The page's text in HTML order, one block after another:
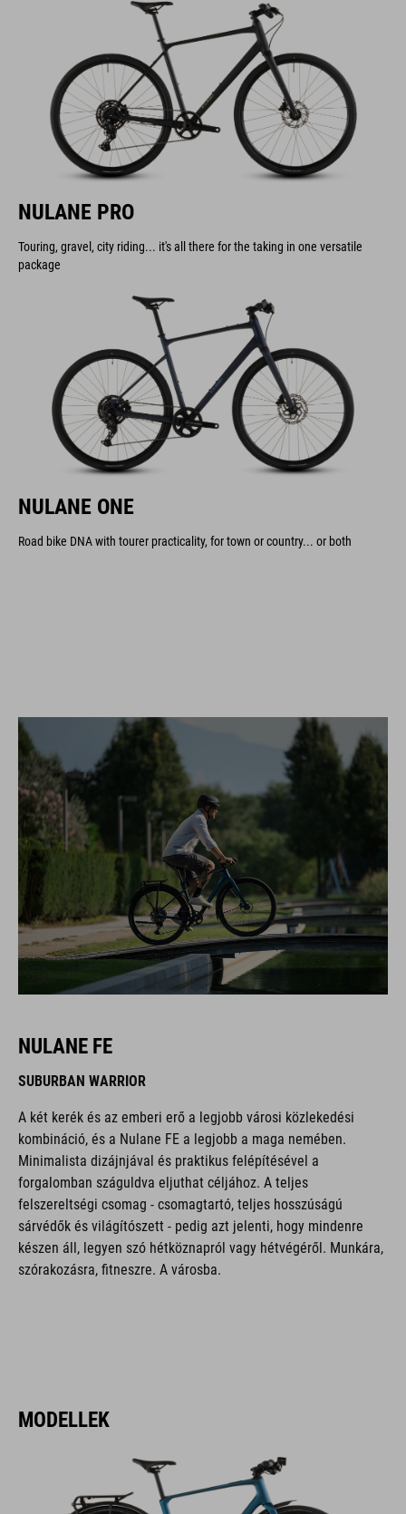
NULANE PRO
Touring, gravel, city riding... it's all there for the taking in one versatile
package
NULANE ONE
Road bike DNA with tourer practicality, for town or country... or both
NULANE FE
SUBURBAN WARRIOR
A két kerék és az emberi erő a legjobb városi közlekedési
kombináció, és a Nulane FE a legjobb a maga nemében.
Minimalista dizájnjával és praktikus felépítésével a
forgalomban száguldva eljuthat céljához. A teljes
felszereltségi csomag - csomagtartó, teljes hosszúságú
sárvédők és világítószett - pedig azt jelenti, hogy mindenre
készen áll, legyen szó hétköznapról vagy hétvégéről. Munkára,
szórakozásra, fitneszre. A városba.
MODELLEK